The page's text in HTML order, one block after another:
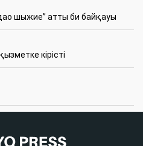
шыжие” атты би байқауы
кірісті